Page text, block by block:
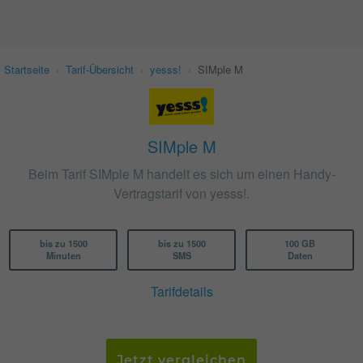
Startseite Tarif-Übersicht yesss! SIMple M
SIMple M
Beim Tarif SIMple M handelt es sich um einen Handy-
Vertragstarif von yesss!.
bis zu 1500
Minuten
bis zu 1500
SMS
100 GB
Daten
Tarifdetails